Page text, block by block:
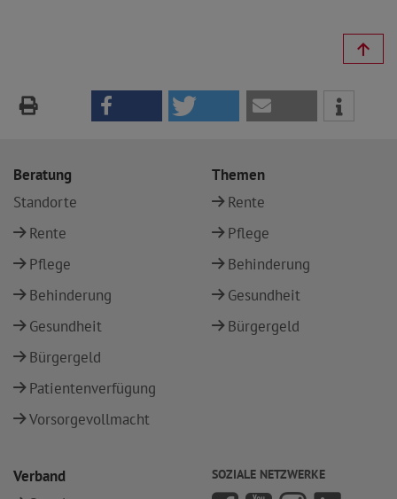
Beratung
Standorte
Rente
Pflege
Behinderung
Gesundheit
Bürgergeld
Patientenverfügung
Vorsorgevollmacht
Themen
Rente
Pflege
Behinderung
Gesundheit
Bürgergeld
Verband
SOZIALE NETZWERKE